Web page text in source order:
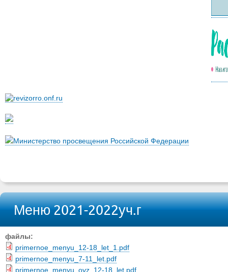
Министерство просвещения Российской Федерации
Меню 2021-2022уч.г
файлы:
primernoe_menyu_12-18_let_1.pdf
primernoe_menyu_7-11_let.pdf
primernoe_menyu_ovz_12-18_let.pdf